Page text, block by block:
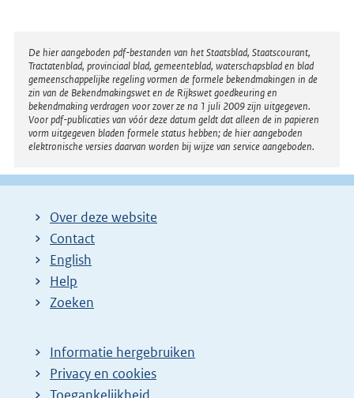
Disclaimer
De hier aangeboden pdf-bestanden van het Staatsblad, Staatscourant,
Tractatenblad, provinciaal blad, gemeenteblad, waterschapsblad en blad
gemeenschappelijke regeling vormen de formele bekendmakingen in de
zin van de Bekendmakingswet en de Rijkswet goedkeuring en
bekendmaking verdragen voor zover ze na 1 juli 2009 zijn uitgegeven.
Voor pdf-publicaties van vóór deze datum geldt dat alleen de in papieren
vorm uitgegeven bladen formele status hebben; de hier aangeboden
elektronische versies daarvan worden bij wijze van service aangeboden.
Over deze website
Contact
English
Help
Zoeken
Informatie hergebruiken
Privacy en cookies
Toegankelijkheid